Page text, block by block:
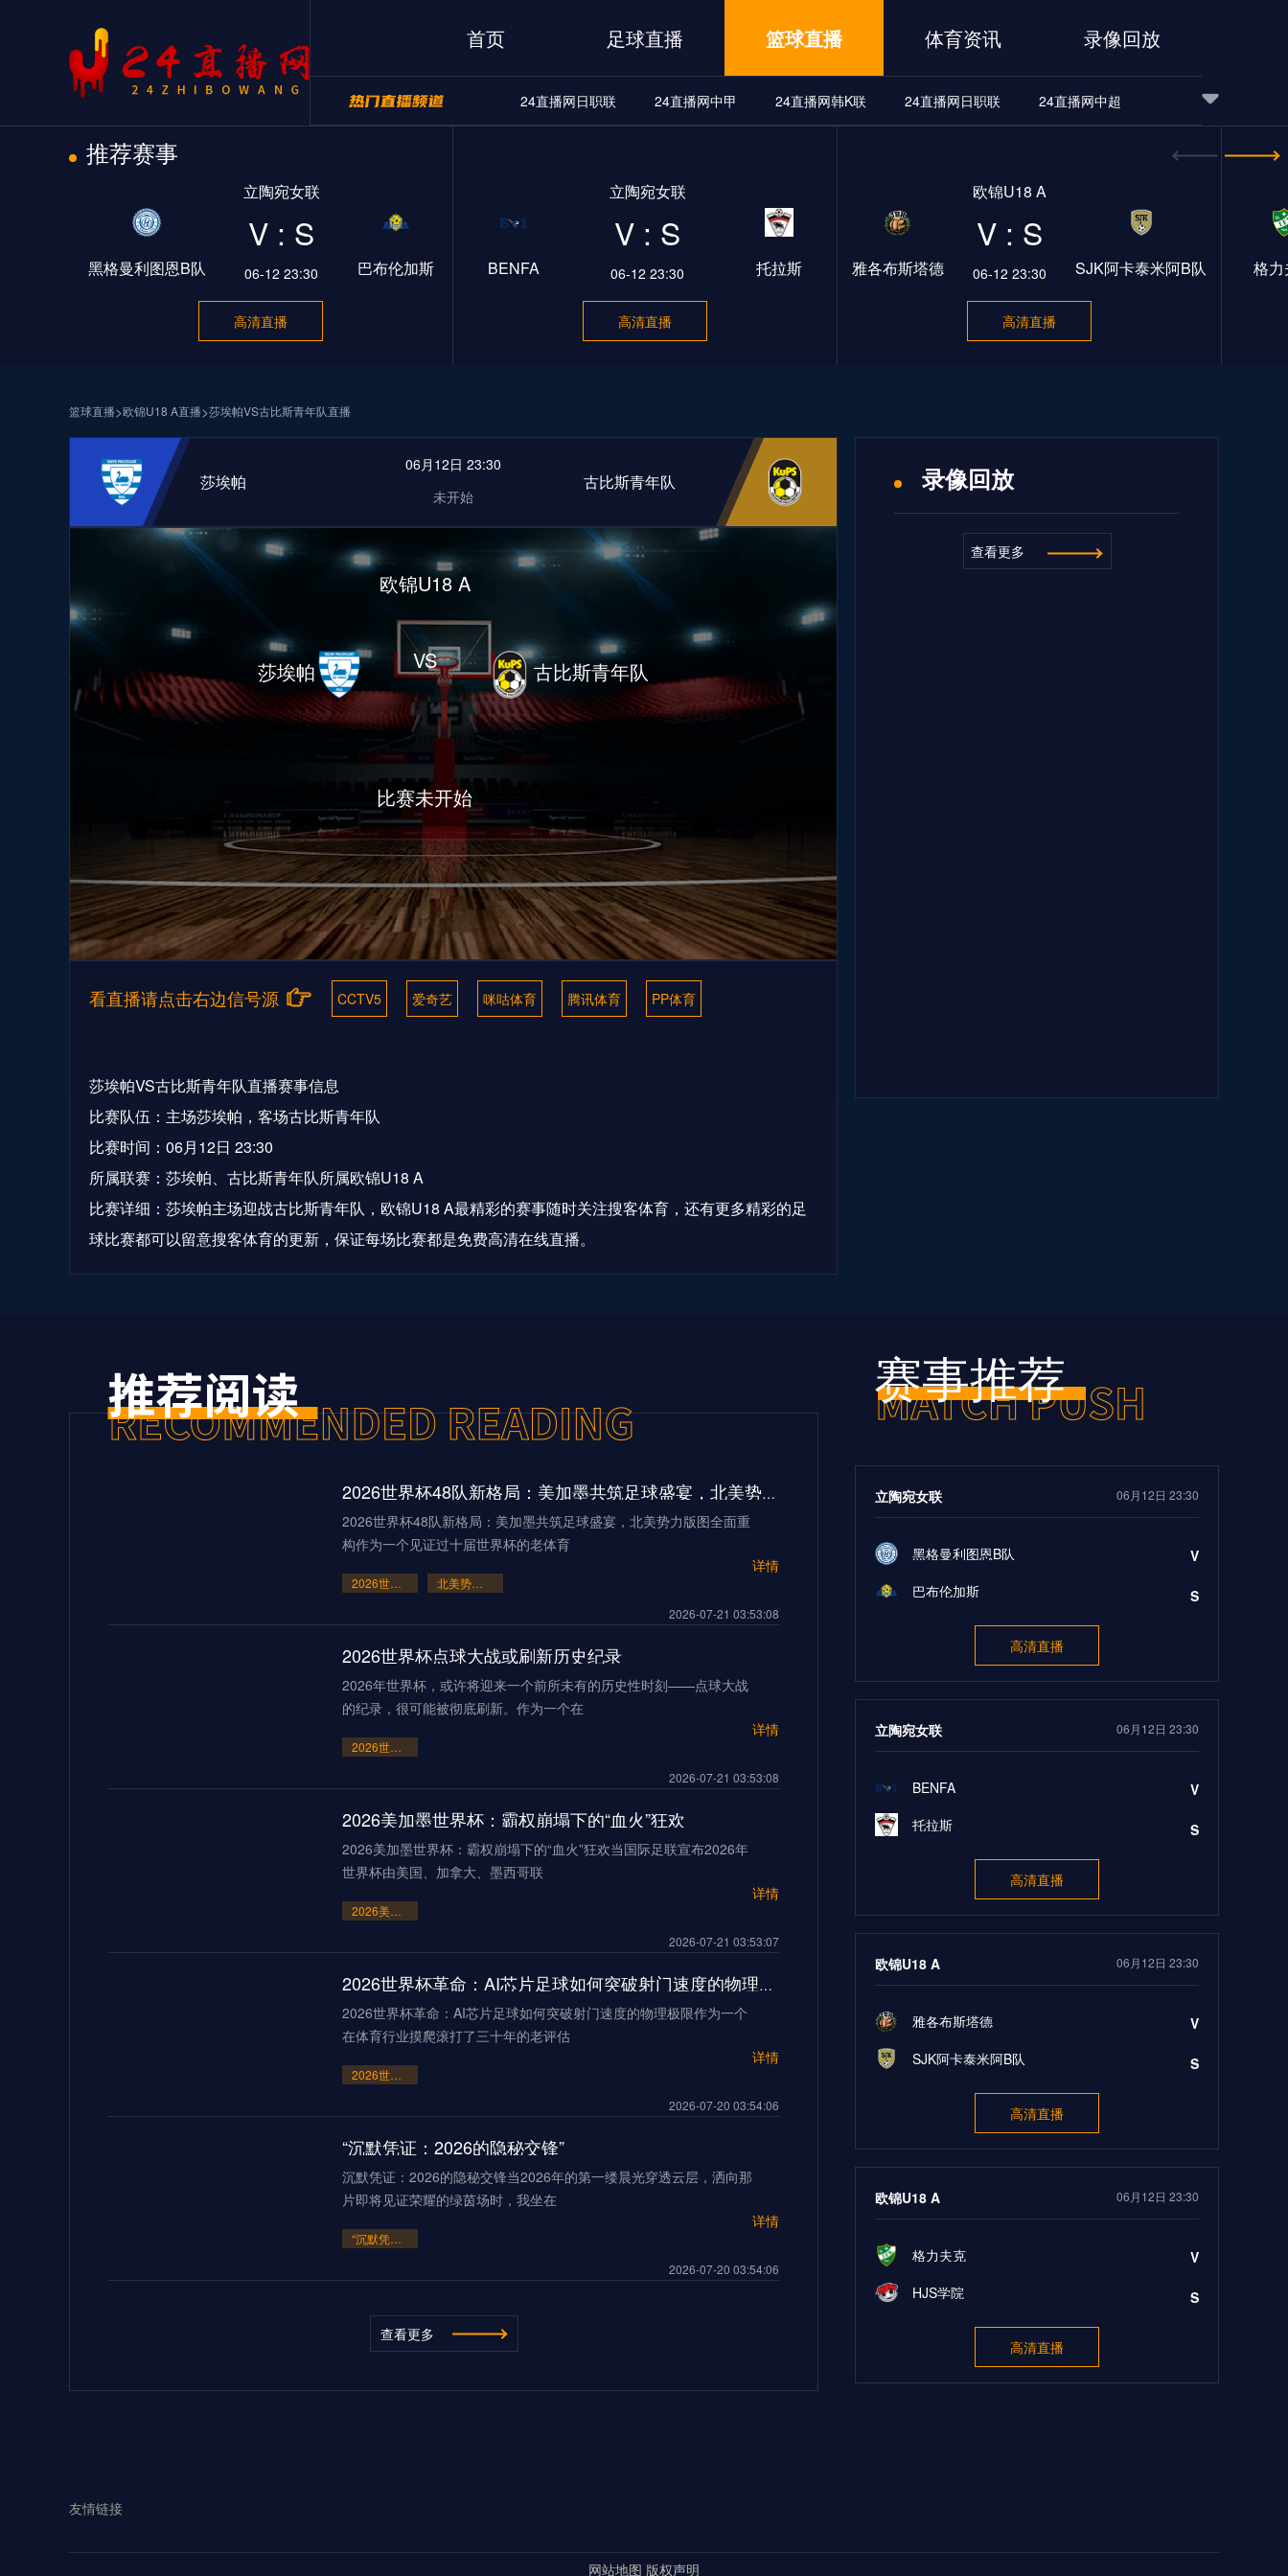
首页 足球直播 篮球直播 体育资讯 录像回放
24直播网日职联 24直播网中甲 24直播网韩K联 24直播网日职联 24直播网中超
24直播网NBA
24直播网韩K联 24直播网NBA
推荐赛事
黑格曼利图恩B队
立陶宛女联
V : S
06-12 23:30 巴布伦加斯
高清直播
BENFA
立陶宛女联
V : S
06-12 23:30 托拉斯
高清直播
雅各布斯塔德
欧锦U18 A
V : S
06-12 23:30 SJK阿卡泰米阿B队
高清直播
格
篮球直播>欧锦U18 A直播>莎埃帕VS古比斯青年队直播
莎埃帕
06月12日 23:30
未开始
古比斯青年队
莎埃帕
欧锦U18 A
VS
比赛未开始
古比斯青年队
看直播请点击右边信号源 CCTV5 爱奇艺 咪咕体育 腾讯体育 PP体育
莎埃帕VS古比斯青年队直播赛事信息
比赛队伍：主场莎埃帕，客场古比斯青年队
比赛时间：06月12日 23:30
所属联赛：莎埃帕、古比斯青年队所属欧锦U18 A
比赛详细：莎埃帕主场迎战古比斯青年队，欧锦U18 A最精彩的赛事随时关注搜客体育，还有更多精彩的足
球比赛都可以留意搜客体育的更新，保证每场比赛都是免费高清在线直播。
录像回放
查看更多
2026世界杯48队新格局：美加墨共筑足球盛宴，北美势力版图全面重构
2026世界杯48队新格局：美加墨共筑足球盛宴，北美势力版图全面重
构作为一个见证过十届世界杯的老体育
详情
2026世界杯48队新格局：美加墨共筑足球盛宴
北美势力版图全面重构
2026-07-21 03:53:08
2026世界杯点球大战或刷新历史纪录
2026年世界杯，或许将迎来一个前所未有的历史性时刻——点球大战
的纪录，很可能被彻底刷新。作为一个在
详情
2026世界杯点球大战或刷新历史纪录
2026-07-21 03:53:08
2026美加墨世界杯：霸权崩塌下的“血火”狂欢
2026美加墨世界杯：霸权崩塌下的“血火”狂欢当国际足联宣布2026年
世界杯由美国、加拿大、墨西哥联
详情
2026美加墨世界杯：霸权崩塌下的“血火”狂欢
2026-07-21 03:53:07
2026世界杯革命：AI芯片足球如何突破射门速度的物理极限
2026世界杯革命：AI芯片足球如何突破射门速度的物理极限作为一个
在体育行业摸爬滚打了三十年的老评估
详情
2026世界杯革命：AI芯片足球如何突破射门速度的物理极限
2026-07-20 03:54:06
“沉默凭证：2026的隐秘交锋”
沉默凭证：2026的隐秘交锋当2026年的第一缕晨光穿透云层，洒向那
片即将见证荣耀的绿茵场时，我坐在
详情
“沉默凭证：2026的隐秘交锋”
2026-07-20 03:54:06
多伦多BMOField扩容至45,500座的世界杯声场适配性仿真分析
详情
查看更多
赛事推荐
立陶宛女联 06月12日 23:30
黑格曼利图恩B队
巴布伦加斯
V
S
高清直播
立陶宛女联 06月12日 23:30
BENFA
托拉斯
V
S
高清直播
欧锦U18 A 06月12日 23:30
雅各布斯塔德
SJK阿卡泰米阿B队
V
S
高清直播
欧锦U18 A 06月12日 23:30
格力夫克
HJS学院
V
S
高清直播
友情链接
网站地图 版权声明